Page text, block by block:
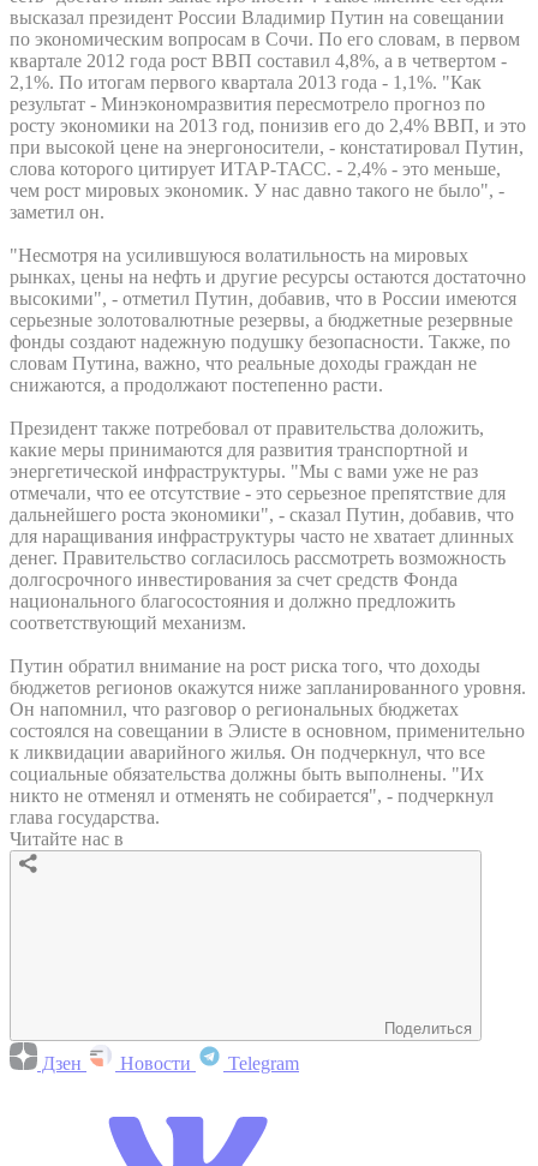
высказал президент России Владимир Путин на совещании
по экономическим вопросам в Сочи. По его словам, в первом
квартале 2012 года рост ВВП составил 4,8%, а в четвертом -
2,1%. По итогам первого квартала 2013 года - 1,1%. "Как
результат - Минэкономразвития пересмотрело прогноз по
росту экономики на 2013 год, понизив его до 2,4% ВВП, и это
при высокой цене на энергоносители, - констатировал Путин,
слова которого цитирует ИТАР-ТАСС. - 2,4% - это меньше,
чем рост мировых экономик. У нас давно такого не было", -
заметил он.
"Несмотря на усилившуюся волатильность на мировых
рынках, цены на нефть и другие ресурсы остаются достаточно
высокими", - отметил Путин, добавив, что в России имеются
серьезные золотовалютные резервы, а бюджетные резервные
фонды создают надежную подушку безопасности. Также, по
словам Путина, важно, что реальные доходы граждан не
снижаются, а продолжают постепенно расти.
Президент также потребовал от правительства доложить,
какие меры принимаются для развития транспортной и
энергетической инфраструктуры. "Мы с вами уже не раз
отмечали, что ее отсутствие - это серьезное препятствие для
дальнейшего роста экономики", - сказал Путин, добавив, что
для наращивания инфраструктуры часто не хватает длинных
денег. Правительство согласилось рассмотреть возможность
долгосрочного инвестирования за счет средств Фонда
национального благосостояния и должно предложить
соответствующий механизм.
Путин обратил внимание на рост риска того, что доходы
бюджетов регионов окажутся ниже запланированного уровня.
Он напомнил, что разговор о региональных бюджетах
состоялся на совещании в Элисте в основном, применительно
к ликвидации аварийного жилья. Он подчеркнул, что все
социальные обязательства должны быть выполнены. "Их
никто не отменял и отменять не собирается", - подчеркнул
глава государства.
Читайте нас в
Поделиться
Дзен Новости Telegram